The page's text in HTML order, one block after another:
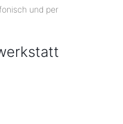
und per